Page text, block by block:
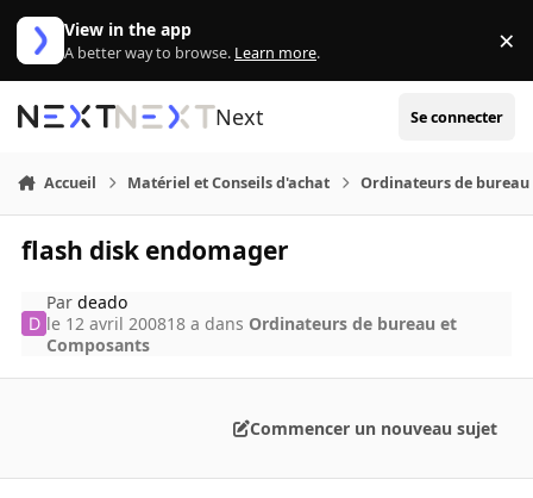
Aller au contenu
View in the app
A better way to browse. Learn more. ×
Next Se connecter
Accueil Matériel et Conseils d'achat Ordinateurs de bureau
flash disk endomager
Pardeado
le 12 avril 200818 a dans Ordinateurs de bureau et
Composants
Commencer un nouveau sujet